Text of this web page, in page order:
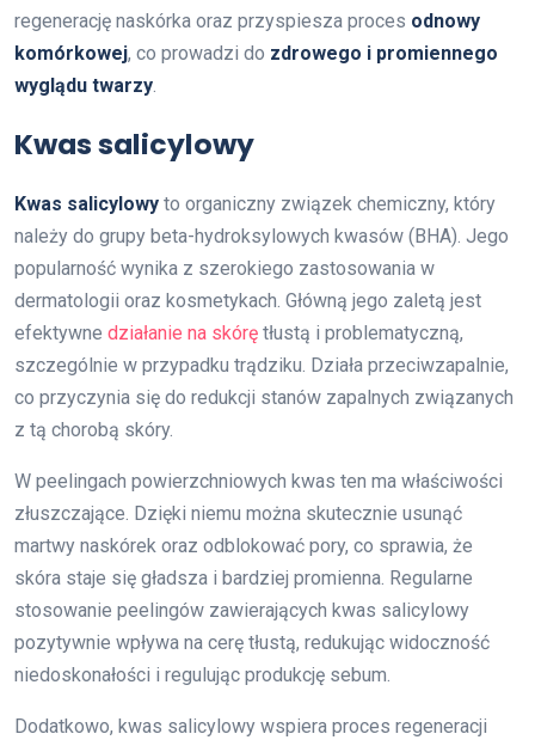
regenerację naskórka oraz przyspiesza proces odnowy
komórkowej, co prowadzi do zdrowego i promiennego
wyglądu twarzy.
Kwas salicylowy
Kwas salicylowy to organiczny związek chemiczny, który
należy do grupy beta-hydroksylowych kwasów (BHA). Jego
popularność wynika z szerokiego zastosowania w
dermatologii oraz kosmetykach. Główną jego zaletą jest
efektywne działanie na skórę tłustą i problematyczną,
szczególnie w przypadku trądziku. Działa przeciwzapalnie,
co przyczynia się do redukcji stanów zapalnych związanych
z tą chorobą skóry.
W peelingach powierzchniowych kwas ten ma właściwości
złuszczające. Dzięki niemu można skutecznie usunąć
martwy naskórek oraz odblokować pory, co sprawia, że
skóra staje się gładsza i bardziej promienna. Regularne
stosowanie peelingów zawierających kwas salicylowy
pozytywnie wpływa na cerę tłustą, redukując widoczność
niedoskonałości i regulując produkcję sebum.
Dodatkowo, kwas salicylowy wspiera proces regeneracji